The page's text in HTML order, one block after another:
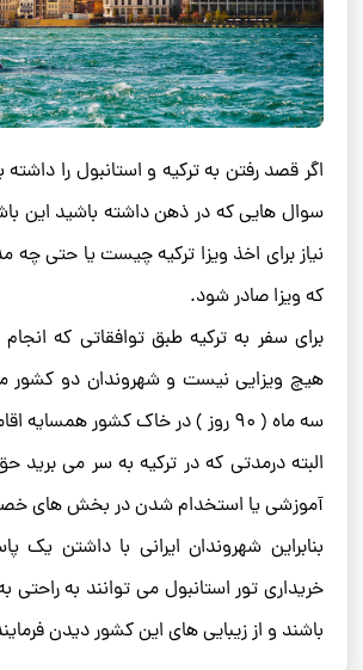
اگر قصد رفتن به ترکیه و استانبول را
سوال هایی که در ذهن داشته باشید این
نیاز برای اخذ ویزا ترکیه چیست یا حتی
که ویزا صادر شود.
برای سفر به ترکیه طبق توافقاتی که
هیچ ویزایی نیست و شهروندان دو کشور
سه ماه ( 90 روز ) در خاک کشور همسایه اقامت داشته باشند.
البته درمدتی که در ترکیه به سر می برید
آموزشی یا استخدام شدن در بخش های
بنابراین شهروندان ایرانی با داشتن یک
خریداری تور استانبول می توانند به راحتی
باشند و از زیبایی های این کشور دیدن